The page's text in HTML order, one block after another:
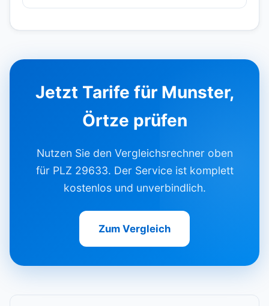
Jetzt Tarife für Munster,
Örtze prüfen
Nutzen Sie den Vergleichsrechner oben
für PLZ 29633. Der Service ist komplett
kostenlos und unverbindlich.
Zum Vergleich